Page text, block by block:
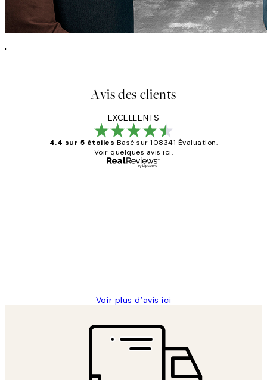
'
Avis des clients
EXCELLENTS
4.4 sur 5 étoiles Basé sur 108341 Évaluation.
Voir quelques avis ici.
Voir plus d’avis ici